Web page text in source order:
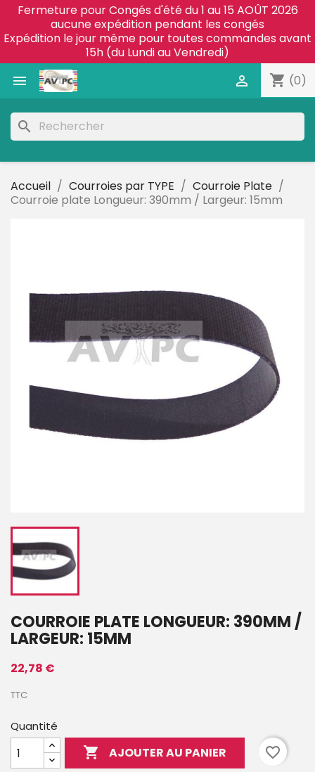
Fermeture pour Congés d'été du 1 au 15 AOÛT 2026
aucune expédition pendant les congés
Expédition le jour même pour toutes commandes avant
15h (du Lundi au Vendredi)
 shopping_cart (0)

search
Accueil Courroies par TYPE
Courroie Plate
Courroie plate Longueur: 390mm / Largeur: 15mm
COURROIE PLATE LONGUEUR: 390MM /
LARGEUR: 15MM
22,78 €
TTC
Quantité
 AJOUTER AU PANIER
favorite_border